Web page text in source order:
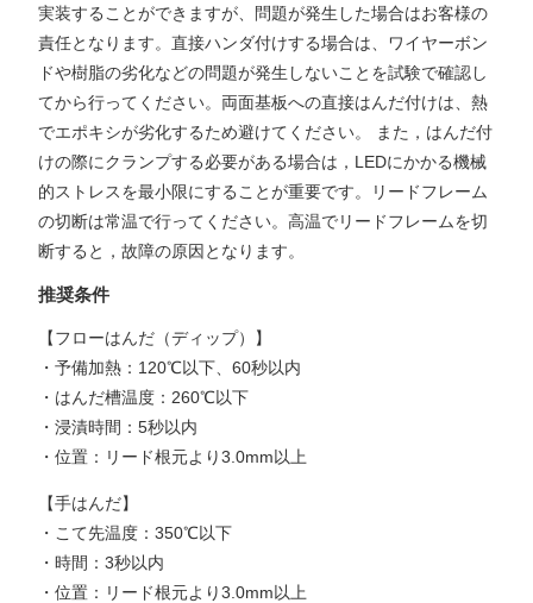
実装することができますが、問題が発生した場合はお客様の
責任となります。直接ハンダ付けする場合は、ワイヤーボン
ドや樹脂の劣化などの問題が発生しないことを試験で確認し
てから行ってください。両面基板への直接はんだ付けは、熱
でエポキシが劣化するため避けてください。 また，はんだ付
けの際にクランプする必要がある場合は，LEDにかかる機械
的ストレスを最小限にすることが重要です。リードフレーム
の切断は常温で行ってください。高温でリードフレームを切
断すると，故障の原因となります。
推奨条件
【フローはんだ（ディップ）】
・予備加熱：120℃以下、60秒以内
・はんだ槽温度：260℃以下
・浸漬時間：5秒以内
・位置：リード根元より3.0mm以上
【手はんだ】
・こて先温度：350℃以下
・時間：3秒以内
・位置：リード根元より3.0mm以上